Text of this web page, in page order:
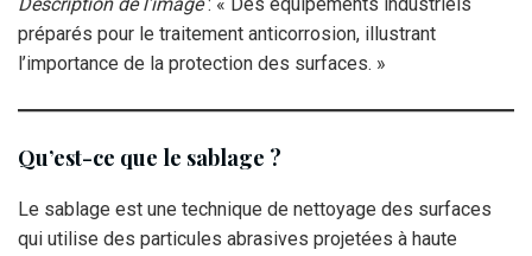
préparés pour le traitement anticorrosion, illustrant
l’importance de la protection des surfaces. »
Qu’est-ce que le sablage ?
Le sablage est une technique de nettoyage des surfaces
qui utilise des particules abrasives projetées à haute